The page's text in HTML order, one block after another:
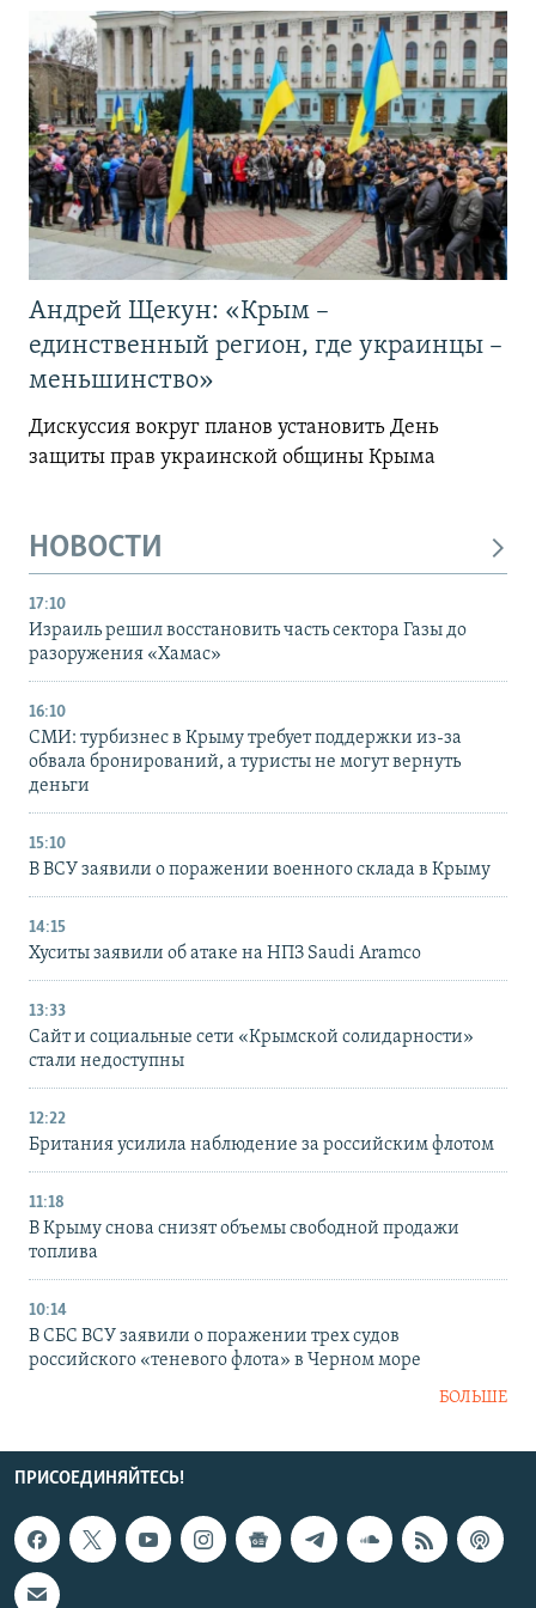
Андрей Щекун: «Крым –
единственный регион, где украинцы –
меньшинство»
Дискуссия вокруг планов установить День
защиты прав украинской общины Крыма
НОВОСТИ
17:10
Израиль решил восстановить часть сектора Газы до
разоружения «Хамас»
16:10
СМИ: турбизнес в Крыму требует поддержки из-за
обвала бронирований, а туристы не могут вернуть
деньги
15:10
В ВСУ заявили о поражении военного склада в Крыму
14:15
Хуситы заявили об атаке на НПЗ Saudi Aramco
13:33
Сайт и социальные сети «Крымской солидарности»
стали недоступны
12:22
Британия усилила наблюдение за российским флотом
11:18
В Крыму снова снизят объемы свободной продажи
топлива
10:14
В СБС ВСУ заявили о поражении трех судов
российского «теневого флота» в Черном море
БОЛЬШЕ
ПРИСОЕДИНЯЙТЕСЬ!